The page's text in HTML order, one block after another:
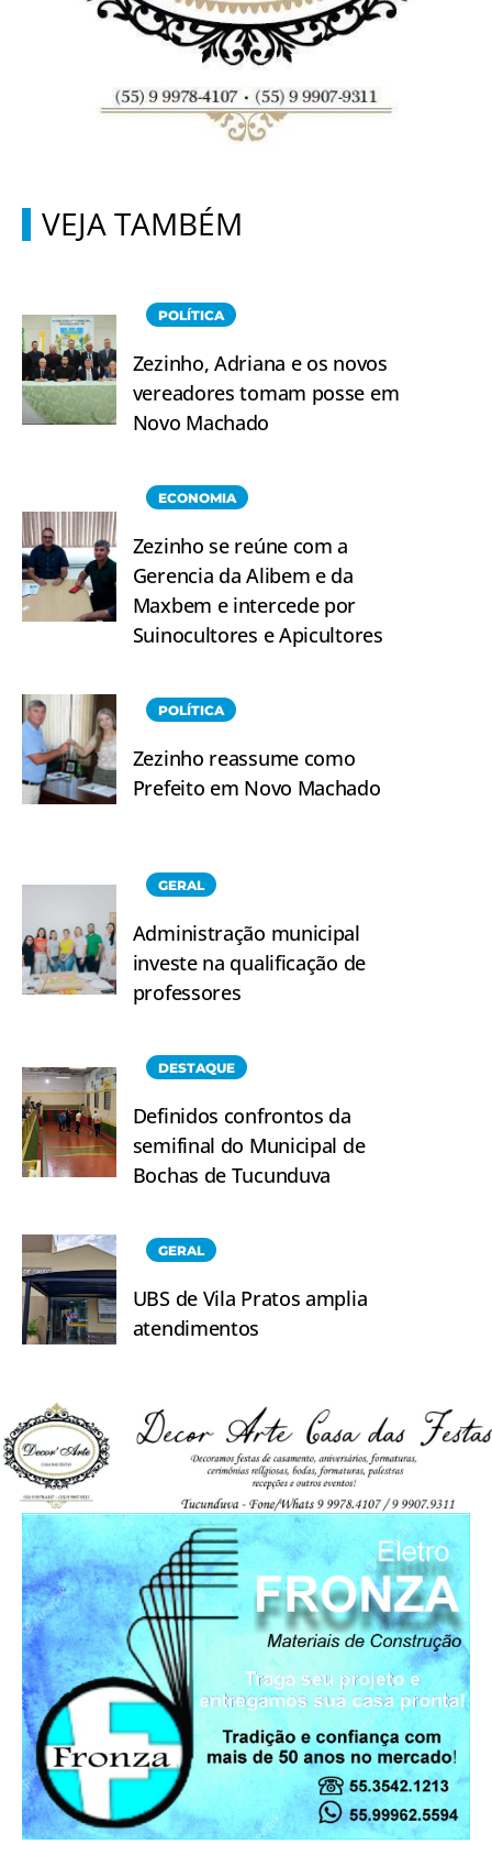
VEJA TAMBÉM
POLÍTICA
Zezinho, Adriana e os novos
vereadores tomam posse em
Novo Machado
ECONOMIA
Zezinho se reúne com a
Gerencia da Alibem e da
Maxbem e intercede por
Suinocultores e Apicultores
POLÍTICA
Zezinho reassume como
Prefeito em Novo Machado
GERAL
Administração municipal
investe na qualificação de
professores
DESTAQUE
Definidos confrontos da
semifinal do Municipal de
Bochas de Tucunduva
GERAL
UBS de Vila Pratos amplia
atendimentos